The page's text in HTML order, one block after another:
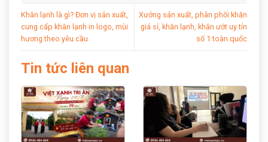
Khăn lạnh là gì? Đơn vị sản xuất,
cung cấp khăn lạnh in logo, mùi
hương theo yêu cầu
Xưởng sản xuất, phân phối khăn
giá sỉ, khăn lạnh, khăn ướt uy tín
số 1 toàn quốc
Tin tức liên quan